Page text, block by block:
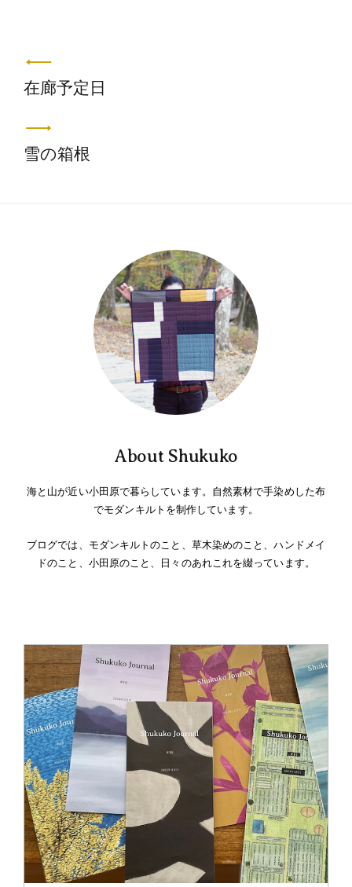
稿
ナ
ゲ
ー
在廊予定日
雪の箱根
About Shukuko
海と山が近い小田原で暮らしています。自然素材で手染めした布
でモダンキルトを制作しています。
ブログでは、モダンキルトのこと、草木染めのこと、ハンドメイ
ドのこと、小田原のこと、日々のあれこれを綴っています。